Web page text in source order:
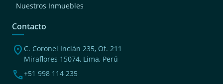
Nuestros Inmuebles
Contacto
location_on C. Coronel Inclán 235, Of. 211
Miraflores 15074, Lima, Perú
phone+51 998 114 235